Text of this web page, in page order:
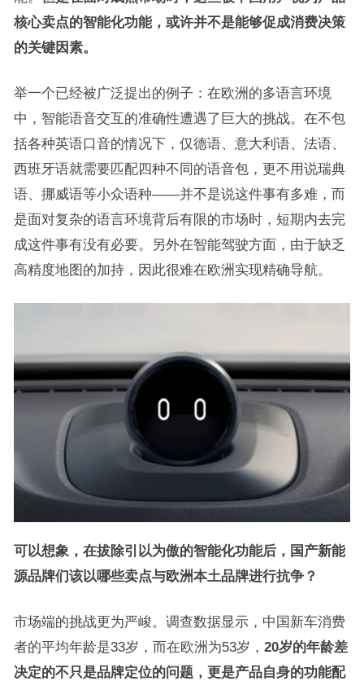
核心卖点的智能化功能，或许并不是能够促成消费决策
的关键因素。
举一个已经被广泛提出的例子：在欧洲的多语言环境
中，智能语音交互的准确性遭遇了巨大的挑战。在不包
括各种英语口音的情况下，仅德语、意大利语、法语、
西班牙语就需要匹配四种不同的语音包，更不用说瑞典
语、挪威语等小众语种——并不是说这件事有多难，而
是面对复杂的语言环境背后有限的市场时，短期内去完
成这件事有没有必要。另外在智能驾驶方面，由于缺乏
高精度地图的加持，因此很难在欧洲实现精确导航。
可以想象，在拔除引以为傲的智能化功能后，国产新能
源品牌们该以哪些卖点与欧洲本土品牌进行抗争？
市场端的挑战更为严峻。调查数据显示，中国新车消费
者的平均年龄是33岁，而在欧洲为53岁， 20岁的年龄差
决定的不只是品牌定位的问题，更是产品自身的功能配